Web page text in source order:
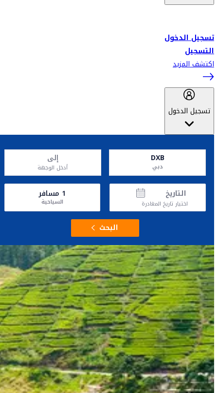
تسجيل الدخول
التسجيل
اكتشف المزيد
تسجيل الدخول
DXB
دبي
إلى
أدخل الوجهة
التاريخ
اختيار تاريخ المغادرة
1 مسافر
السياحية
البحث